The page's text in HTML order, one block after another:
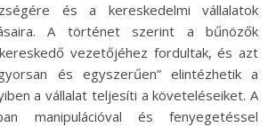
és a kereskedelmi vállalatok
A történet szerint a bűnözők
vezetőjéhez fordultak, és azt
és egyszerűen” elintézhetik a
a vállalat teljesíti a követeléseiket. A
manipulációval és fenyegetéssel